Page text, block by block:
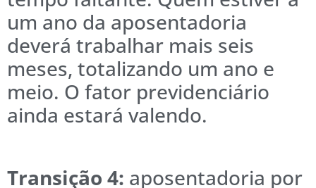
um ano da aposentadoria
deverá trabalhar mais seis
meses, totalizando um ano e
meio. O fator previdenciário
ainda estará valendo.
Transição 4: aposentadoria por